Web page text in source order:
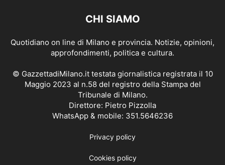
CHI SIAMO
Quotidiano on line di Milano e provincia. Notizie, opinioni,
approfondimenti, politica e cultura.
© GazzettadiMilano.it testata giornalistica registrata il 10
Maggio 2023 al n.58 del registro della Stampa del
Tribunale di Milano.
Direttore: Pietro Pizzolla
WhatsApp & mobile: 351.5646236
Privacy policy
Cookies policy